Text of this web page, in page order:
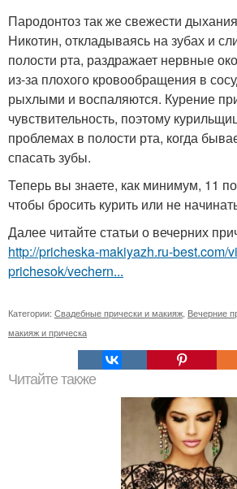
Пародонтоз так же свежести
Никотин, откладываясь на зубах и
полости рта, раздражает нервные
из-за плохого кровообращения в
рыхлыми и воспаляются. Курение
чувствительность, поэтому
проблемах в полости рта, когда
спасать зубы.
Теперь вы знаете, как минимум, 11
чтобы бросить курить или не
Далее читайте статьи о вечерних
http://pricheska-makiyazh.ru-best.com/
prichesok/vechern...
Категории: Свадебные прически и макияж Вечерние
макияж и прическа
Читайте также